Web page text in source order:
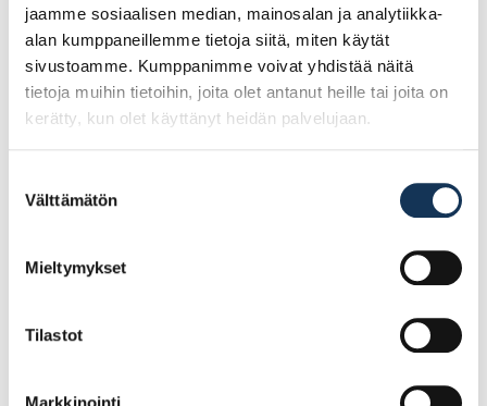
jaamme sosiaalisen median, mainosalan ja analytiikka-
alan kumppaneillemme tietoja siitä, miten käytät
sivustoamme. Kumppanimme voivat yhdistää näitä
tietoja muihin tietoihin, joita olet antanut heille tai joita on
kerätty, kun olet käyttänyt heidän palvelujaan.
valinta
Välttämätön
Mieltymykset
Tilastot
Markkinointi
keinupohjajalkine,
koko 40 (POISTUVA)
130.68€ /pg(alv. 0%)
keinupohjajalkine,